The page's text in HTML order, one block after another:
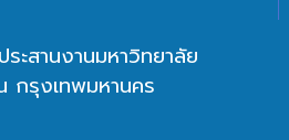
ะสานงานมหาวิทยาลัย
รุงเทพมหานคร